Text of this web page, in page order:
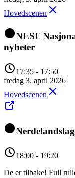
Hovedscenen
NESF
nyheter
17:35 - 17:50
fredag 3. april 2026
Hovedscenen
18:00 - 19:20
De er tilbake! Full